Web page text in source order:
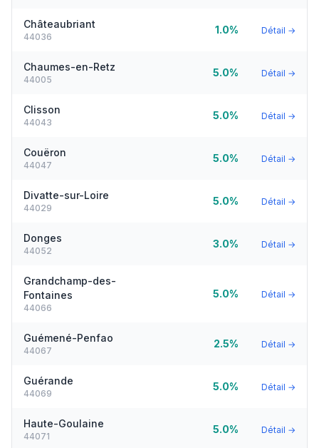
Châteaubriant
44036
1.0% Détail →
Chaumes-en-Retz
44005
5.0% Détail →
Clisson
44043
5.0% Détail →
Couëron
44047
5.0% Détail →
Divatte-sur-Loire
44029
5.0% Détail →
Donges
44052
3.0% Détail →
Grandchamp-des-
Fontaines
44066
5.0% Détail →
Guémené-Penfao
44067
2.5% Détail →
Guérande
44069
5.0% Détail →
Haute-Goulaine
44071
5.0% Détail →